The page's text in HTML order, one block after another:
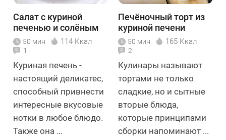
Салат с куриной
печенью и солёным
огурцом
50 мин 114 Ккал
1
Куриная печень -
настоящий деликатес,
способный привнести
интересные вкусовые
нотки в любое блюдо.
Также она ...
Печёночный торт из
куриной печени
50 мин 165 Ккал
2
Кулинары называют
тортами не только
сладкие, но и сытные
вторые блюда,
которые принципами
сборки напоминают ...